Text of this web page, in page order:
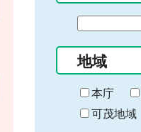
の
始
ま
り
地域
本庁
可茂地域